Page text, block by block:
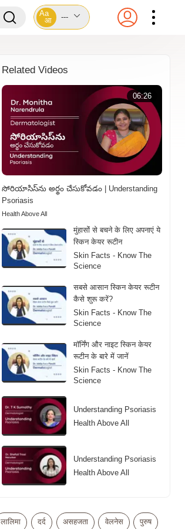
Aa
आ
---
Related Videos
06:26
సోరియాసిస్‌ను అర్థం చేసుకోవడం | Understanding
Psoriasis
Health Above All
मुंहासोंं से बचने के लिए अपनाएं ये
स्किन केयर रूटीन
Skin Facts - Know The
Science
सबसे आसान स्किन केयर रूटीन
कैसे शुरू करें?
Skin Facts - Know The
Science
मॉर्निंग और नाइट स्किन केयर
रूटीन के बारे में जानें
Skin Facts - Know The
Science
Understanding Psoriasis
Health Above All
Understanding Psoriasis
Health Above All
30+: Causes and
Solutions
Skin Facts - Know The
लालिमा दर्द असहजता वेलनेस पुरुष